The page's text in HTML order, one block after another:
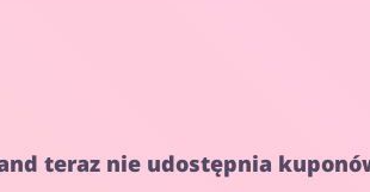
teraz nie udostępnia